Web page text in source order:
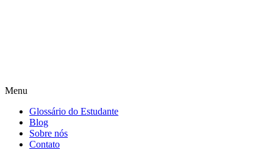
Menu
Glossário do Estudante
Blog
Sobre nós
Contato